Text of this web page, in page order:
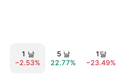
1 날
−2.53%
5 날
22.77%
1달
−23.49%